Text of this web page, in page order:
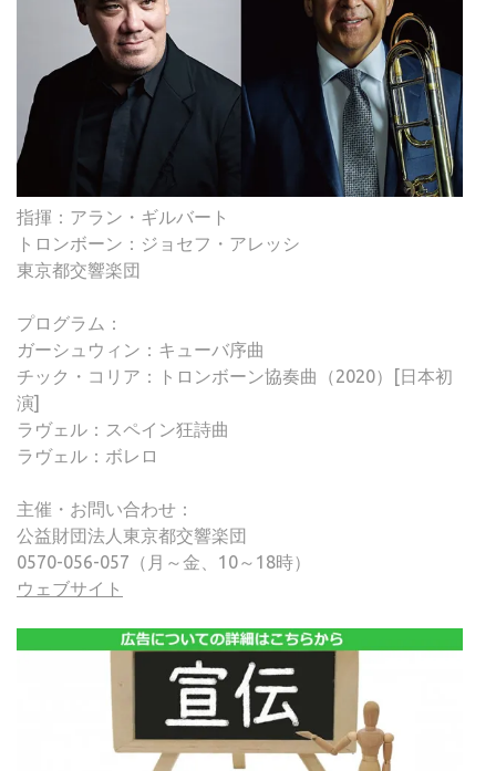
指揮：アラン・ギルバート
トロンボーン：ジョセフ・アレッシ
東京都交響楽団
プログラム：
ガーシュウィン：キューバ序曲
チック・コリア：トロンボーン協奏曲（2020）[日本初
演]
ラヴェル：スペイン狂詩曲
ラヴェル：ボレロ
主催・お問い合わせ：
公益財団法人東京都交響楽団
0570-056-057（月～金、10～18時）
ウェブサイト